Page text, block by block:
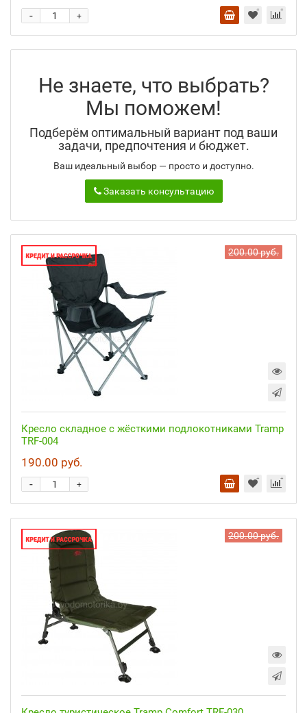
+
-
Не знаете, что выбрать?
Мы поможем!
Подберём оптимальный вариант под ваши
задачи, предпочтения и бюджет.
Ваш идеальный выбор — просто и доступно.
Заказать консультацию
200.00 руб.
Кресло складное с жёсткими подлокотниками Tramp
TRF-004
190.00 руб.
+
-
200.00 руб.